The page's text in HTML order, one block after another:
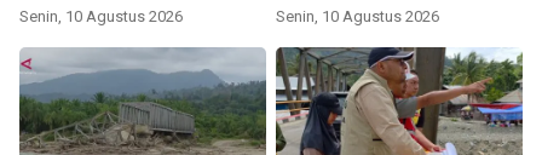
Senin, 10 Agustus 2026 Senin, 10 Agustus 2026